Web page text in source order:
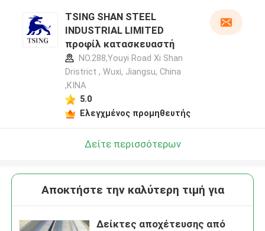
TSING SHAN STEEL
INDUSTRIAL LIMITED
προφίλ κατασκευαστή
NO.288,Youyi Road Xi Shan
Dristrict , Wuxi, Jiangsu, China
,ΚΙΝΑ
5.0
Ελεγχμένος προμηθευτής
Δείτε περισσότερων
Αποκτήστε την καλύτερη τιμή για
Δείκτες αποχέτευσης από